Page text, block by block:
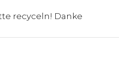
recyceln! Danke